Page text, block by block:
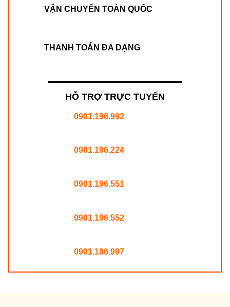
VẬN CHUYỂN TOÀN QUỐC
THANH TOÁN ĐA DẠNG
HỖ TRỢ TRỰC TUYẾN
0901.196.992
0901.196.224
0901.196.551
0901.196.552
0901.186.997